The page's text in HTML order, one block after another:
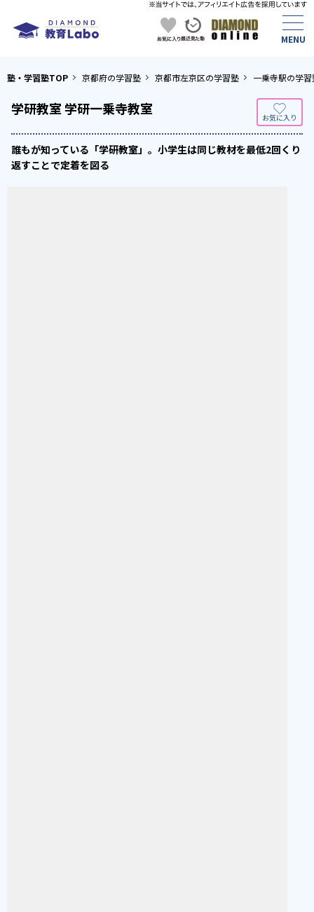
塾・学習塾TOP 京都府の学習塾 京都市左京区の学習塾 一乗寺駅の学習
学研教室 学研一乗寺教室
誰もが知っている「学研教室」。小学生は同じ教材を最低2回くり
返すことで定着を図る